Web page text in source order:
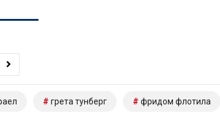
грета тунберг фридом флотила